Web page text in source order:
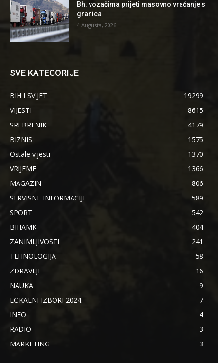
Bh. vozačima prijeti masovno vraćanje s
granica
4 Augusta, 2026
SVE KATEGORIJE
BIH I SVIJET
19299
VIJESTI
8615
SREBRENIK
4179
BIZNIS
1575
Ostale vijesti
1370
VRIJEME
1366
MAGAZIN
806
SERVISNE INFORMACIJE
589
SPORT
542
BIHAMK
404
ZANIMLJIVOSTI
241
TEHNOLOGIJA
58
ZDRAVLJE
16
NAUKA
9
LOKALNI IZBORI 2024.
7
INFO
4
RADIO
3
MARKETING
3